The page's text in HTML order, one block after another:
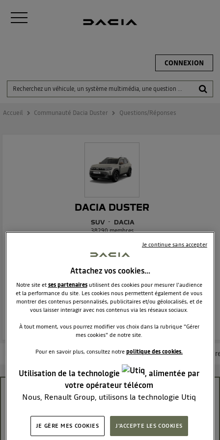
CONNEXION
Accueil Communauté Dacia Duster Questions/Réponses
DACIA DUSTER
SUV DACIA
38290membres
POSEZ UNE QUESTION
REJOINDRE
Les questions de la communauté Les articles Consultez la
problème usure anormale courroie distribution
Attachez vos cookies…
Notre site etses partenairesutilisent des cookies pour mesurer l'audience
et la performance du site. Les cookies nous permettent également de vous
montrer des contenus personnalisés, publicitaires et/ou géolocalisés, et de
vous laisser interagir avec nos contenus via les réseaux sociaux.
À tout moment, vous pourrez modifier vos choix dans la rubrique "Gérer
mes cookies" de notre site.
Pour en savoir plus, consultez notrepolitique des cookies.
Utilisation de la technologie
, alimentée par
votre opérateur télécom
Nous, Renault Group, utilisons la technologie Utiq
cette notice de consentement) et liées à votre
JE GÈRE MES COOKIES J'ACCEPTE LES COOKIES
Je continue sans accepter